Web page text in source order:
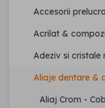
Accesorii
Acrilat &
Adeziv si cristale
Aliaje dentare &
Aliaj Crom -